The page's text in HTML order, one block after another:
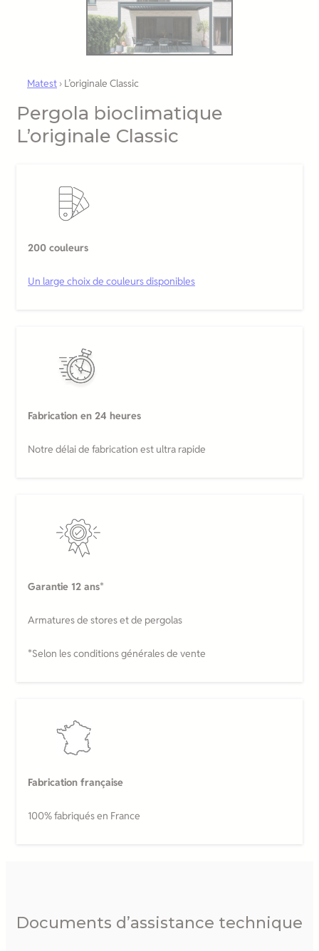
Matest › L’originale Classic
Pergola bioclimatique
L’originale Classic
200 couleurs
Un large choix de couleurs disponibles
Fabrication en 24 heures
Notre délai de fabrication est ultra rapide
Garantie 12 ans*
Armatures de stores et de pergolas
*Selon les conditions générales de vente
Fabrication française
100% fabriqués en France
Documents d’assistance technique